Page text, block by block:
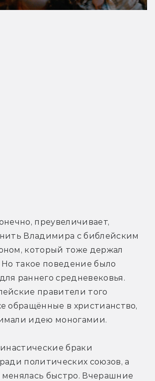
преувеличивает,
Владимира с библейским
который тоже держал
такое поведение было
раннего средневековья.
правители того
обращённые в христианство,
идею моногамии.
браки
политических союзов, а
быстро. Вчерашние